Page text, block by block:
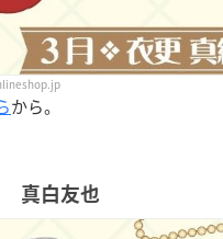
から。
真白友也